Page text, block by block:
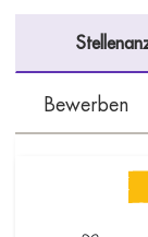
Bewerben